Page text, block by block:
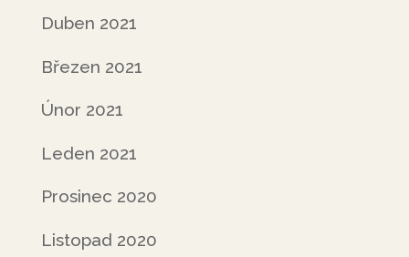
Duben 2021
Březen 2021
Únor 2021
Leden 2021
Prosinec 2020
Listopad 2020